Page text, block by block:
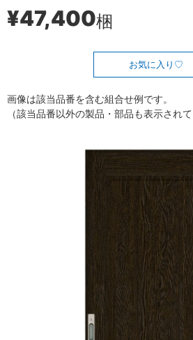
¥47,400梱
お気に入り
画像は該当品番を含む組合せ例です。
（該当品番以外の製品・部品も表示されて